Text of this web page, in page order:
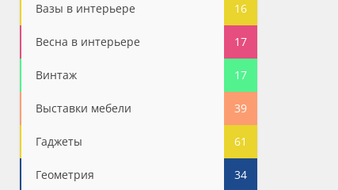
Вазы в интерьере 16
Весна в интерьере 17
Винтаж 17
Выставки мебели 39
Гаджеты 61
Геометрия 34